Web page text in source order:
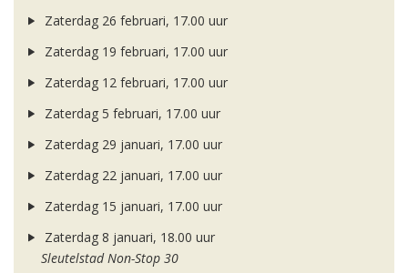
Zaterdag 26 februari, 17.00 uur
Zaterdag 19 februari, 17.00 uur
Zaterdag 12 februari, 17.00 uur
Zaterdag 5 februari, 17.00 uur
Zaterdag 29 januari, 17.00 uur
Zaterdag 22 januari, 17.00 uur
Zaterdag 15 januari, 17.00 uur
Zaterdag 8 januari, 18.00 uur
Sleutelstad Non-Stop 30